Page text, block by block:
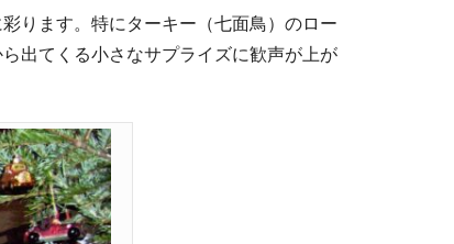
ります。特にターキー（七面鳥）のロー
出てくる小さなサプライズに歓声が上が